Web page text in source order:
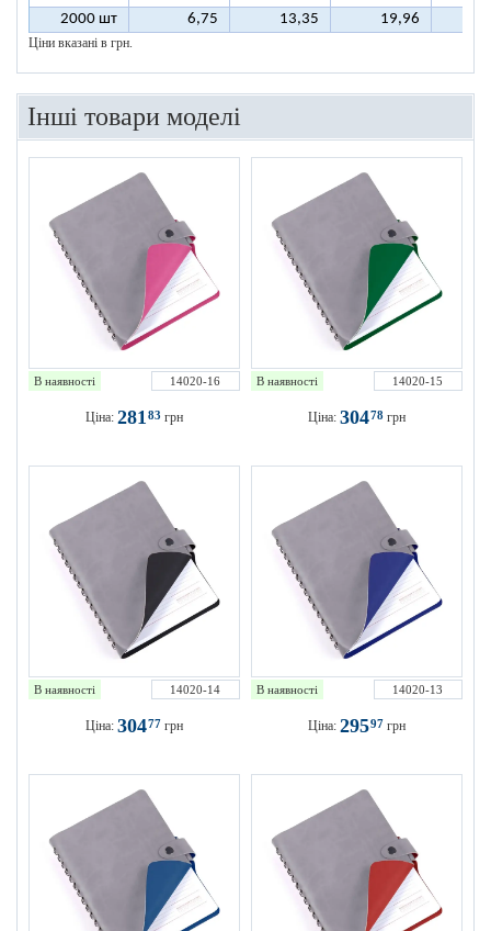
2000 шт
6,75 13,35 19,96
Ціни вказані в грн.
Інші товари моделі
В наявності 14020-16
Ціна: 28183 грн
В наявності 14020-15
Ціна: 30478 грн
В наявності 14020-14
Ціна: 30477 грн
В наявності 14020-13
Ціна: 29597 грн